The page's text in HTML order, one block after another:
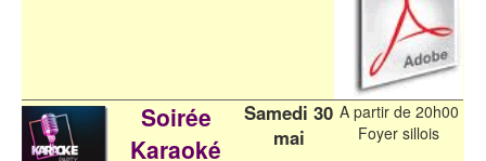
Soirée
Karaoké
Samedi 30
mai
A partir de 20h00
Foyer sillois